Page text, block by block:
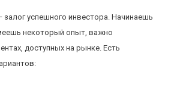
залог успешного инвестора. Начинаешь
некоторый опыт, важно
доступных на рынке. Есть